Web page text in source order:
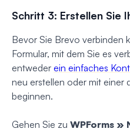
Schritt 3: Erstellen Sie
Bevor Sie Brevo verbinden
Formular, mit dem Sie es
entweder ein einfaches
neu erstellen oder mit einer
beginnen.
Gehen Sie zu WPForms »